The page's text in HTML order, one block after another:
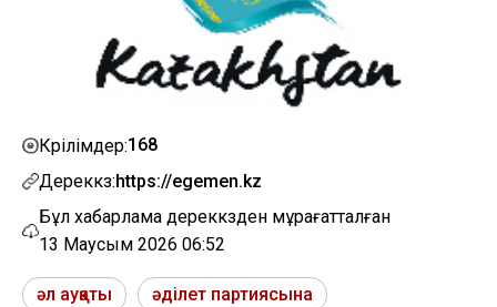
Көрілімдер:168
Дереккөз:https://egemen.kz
Бұл хабарлама дереккөзден мұрағатталған
13 Маусым 2026 06:52
әл ауқаты әділет партиясына